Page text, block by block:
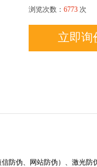
浏览次数： 6773 次
立即询
防伪、网站防伪）、激光